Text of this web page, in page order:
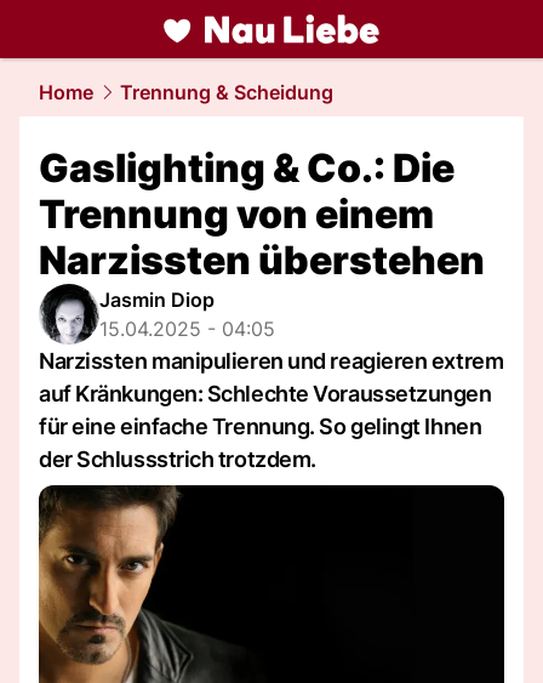
liebe.NAU.ch
Home Trennung & Scheidung
Gaslighting & Co.: Die
Trennung von einem
Narzissten überstehen
Jasmin Diop
15.04.2025 - 04:05
Narzissten manipulieren und reagieren extrem
auf Kränkungen: Schlechte Voraussetzungen
für eine einfache Trennung. So gelingt Ihnen
der Schlussstrich trotzdem.